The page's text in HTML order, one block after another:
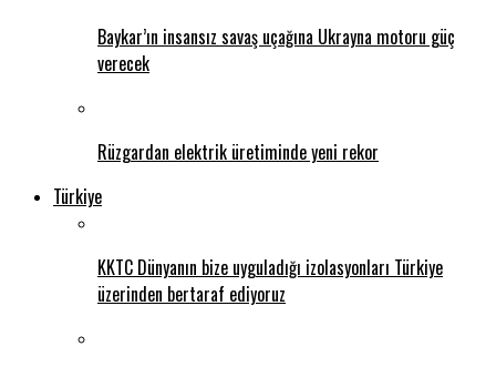
Baykar’ın insansız savaş uçağına Ukrayna motoru güç
verecek
Rüzgardan elektrik üretiminde yeni rekor
Türkiye
KKTC Dünyanın bize uyguladığı izolasyonları Türkiye
üzerinden bertaraf ediyoruz